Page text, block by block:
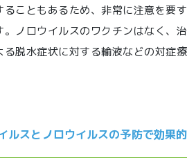
ることもあるため、非常に注意を要す
。ノロウイルスのワクチンはなく、治
脱水症状に対する輸液などの対症療
ルスとノロウイルスの予防で効果的